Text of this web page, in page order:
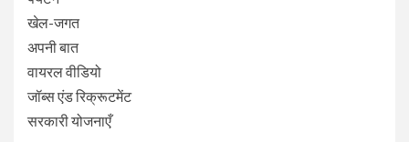
खेल-जगत
अपनी बात
वायरल वीडियो
जॉब्स एंड रिक्रूटमेंट
सरकारी योजनाएँ